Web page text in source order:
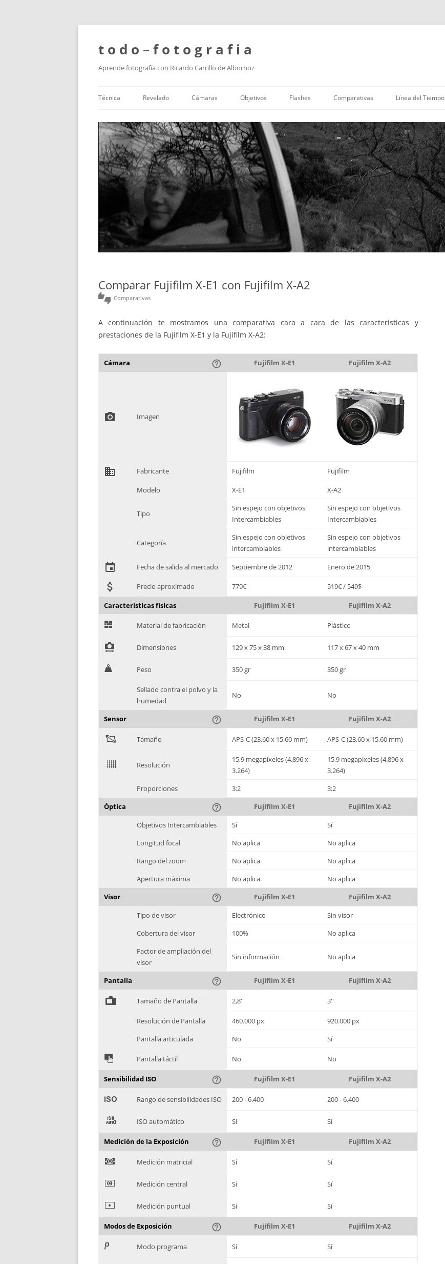
t o d o – f o t o g r a f i a
Aprende fotografía con Ricardo Carrillo de Albornoz
al
contenido
Técnica Revelado Cámaras Objetivos Flashes Comparativas Línea del Tiempo
Comparar Fujifilm X-E1 con Fujifilm X-A2
thumbs_up_down Comparativas
A continuación te mostramos una comparativa cara a cara de las características y
prestaciones de la Fujifilm X-E1 y la Fujifilm X-A2:
Cámara help_outline Fujifilm X-E1 Fujifilm X-A2
photo_camera Imagen
domain Fabricante Fujifilm Fujifilm
Modelo X-E1 X-A2
Tipo
Sin espejo con objetivos
Intercambiables
Sin espejo con objetivos
Intercambiables
Categoría
Sin espejo con objetivos
intercambiables
Sin espejo con objetivos
intercambiables
event Fecha de salida al mercado Septiembre de 2012 Enero de 2015
attach_money Precio aproximado 779€ 519€ / 549$
Características físicas Fujifilm X-E1 Fujifilm X-A2
G Material de fabricación Metal Plástico
! Dimensiones 129 x 75 x 38 mm 117 x 67 x 40 mm
H Peso 350 gr 350 gr
Sellado contra el polvo y la
humedad
No No
Sensor help_outline Fujifilm X-E1 Fujifilm X-A2
" Tamaño APS-C (23,60 x 15,60 mm) APS-C (23,60 x 15,60 mm)
$ Resolución
15,9 megapíxeles (4.896 x
3.264)
15,9 megapíxeles (4.896 x
3.264)
Proporciones
3:2
3:2
Óptica
help_outline Fujifilm X-E1
Fujifilm X-A2
Objetivos Intercambiables
Sí
Sí
Longitud focal
No aplica
No aplica
Rango del zoom
No aplica
No aplica
Apertura máxima
No aplica
No aplica
Visor
help_outline Fujifilm X-E1
Fujifilm X-A2
Tipo de visor
Electrónico
Sin visor
Cobertura del visor
100%
No aplica
Factor de ampliación del
visor
Sin información No aplica
Pantalla help_outline Fujifilm X-E1 Fujifilm X-A2
% Tamaño de Pantalla 2,8'' 3''
Resolución de Pantalla 460.000 px
920.000 px
Pantalla articulada
No Sí
& Pantalla táctil No No
Sensibilidad ISO help_outline Fujifilm X-E1 Fujifilm X-A2
' Rango de sensibilidades ISO 200 - 6.400 200 - 6.400
( ISO automático Sí Sí
Medición de la Exposición help_outline Fujifilm X-E1 Fujifilm X-A2
) Medición matricial Sí Sí
* Medición central Sí Sí
+ Medición puntual Sí Sí
Modos de Exposición help_outline Fujifilm X-E1 Fujifilm X-A2
, Modo programa Sí Sí